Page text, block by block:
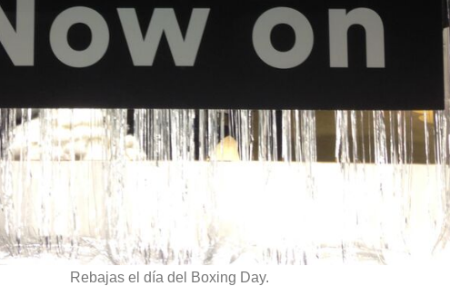
Rebajas el día del Boxing Day.